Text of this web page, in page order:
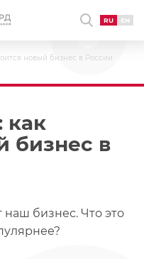
RU EN
новый бизнес в России
как
бизнес в
наш бизнес. Что это